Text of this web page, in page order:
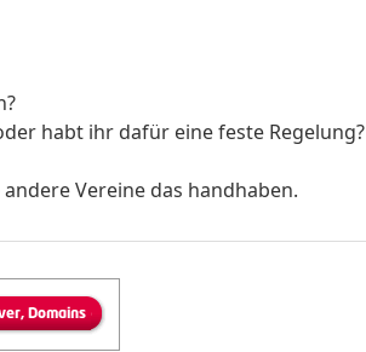
habt ihr dafür eine feste Regelung?
Vereine das handhaben.